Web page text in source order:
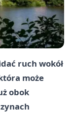
ruch wokół
może
obok